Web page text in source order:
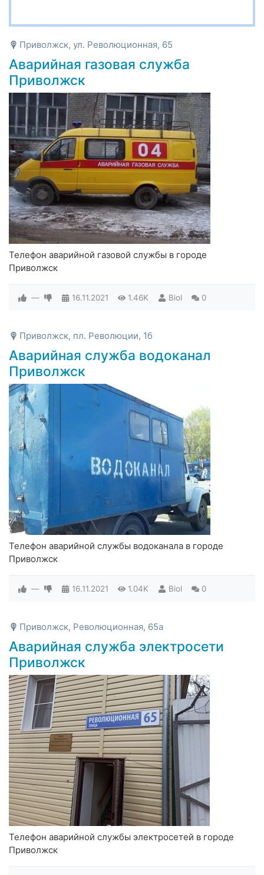
Приволжск, ул. Революционная, 65
Аварийная газовая служба
Приволжск
Телефон аварийной газовой службы в городе
Приволжск
— 16.11.2021 1.46K Biol 0
Приволжск, пл. Революции, 1б
Аварийная служба водоканал
Приволжск
Телефон аварийной службы водоканала в городе
Приволжск
— 16.11.2021 1.04K Biol 0
Приволжск, Революционная, 65а
Аварийная служба электросети
Приволжск
Телефон аварийной службы электросетей в городе
Приволжск